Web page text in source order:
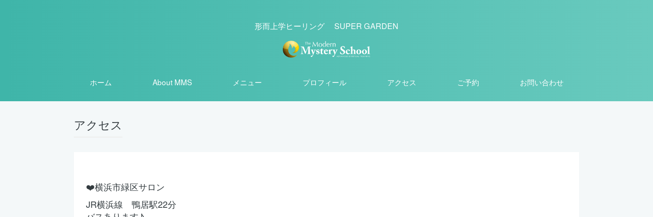
形而上学ヒーリング SUPER GARDEN
ホーム About MMS メニュー プロフィール アクセス ご予約 お問い合わせ
アクセス
❤️横浜市緑区サロン
JR横浜線 鴨居駅22分